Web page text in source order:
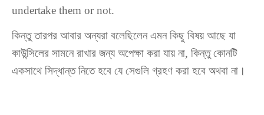
undertake them or not.
কিন্তু তারপর আবার অন্যরা বলেছিলেন এমন কিছু বিষয় আছে যা
কাউন্সিলের সামনে রাখার জন্য অপেক্ষা করা যায় না, কিন্তু কোনটি
একসাথে সিদ্ধান্ত নিতে হবে যে সেগুলি গ্রহণ করা হবে অথবা না।